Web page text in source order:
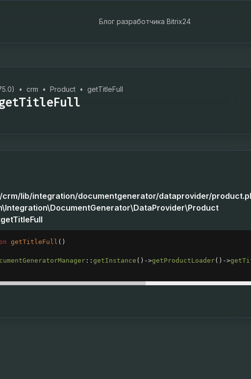
Блог разработчика Bitrix24
• crm • Product • getTitleFull
lib/integration/documentgenerator/dataprovider/
getTitleFull ()
:: getInstance () ->getProductLoader() ->